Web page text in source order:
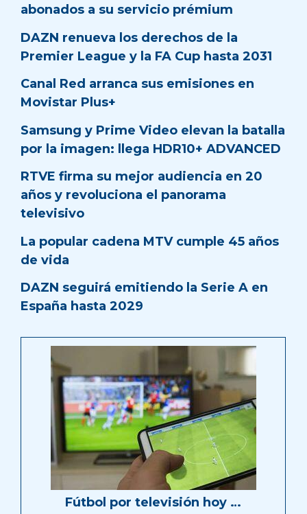
abonados a su servicio prémium
DAZN renueva los derechos de la
Premier League y la FA Cup hasta 2031
Canal Red arranca sus emisiones en
Movistar Plus+
Samsung y Prime Video elevan la batalla
por la imagen: llega HDR10+ ADVANCED
RTVE firma su mejor audiencia en 20
años y revoluciona el panorama
televisivo
La popular cadena MTV cumple 45 años
de vida
DAZN seguirá emitiendo la Serie A en
España hasta 2029
Fútbol por televisión hoy …